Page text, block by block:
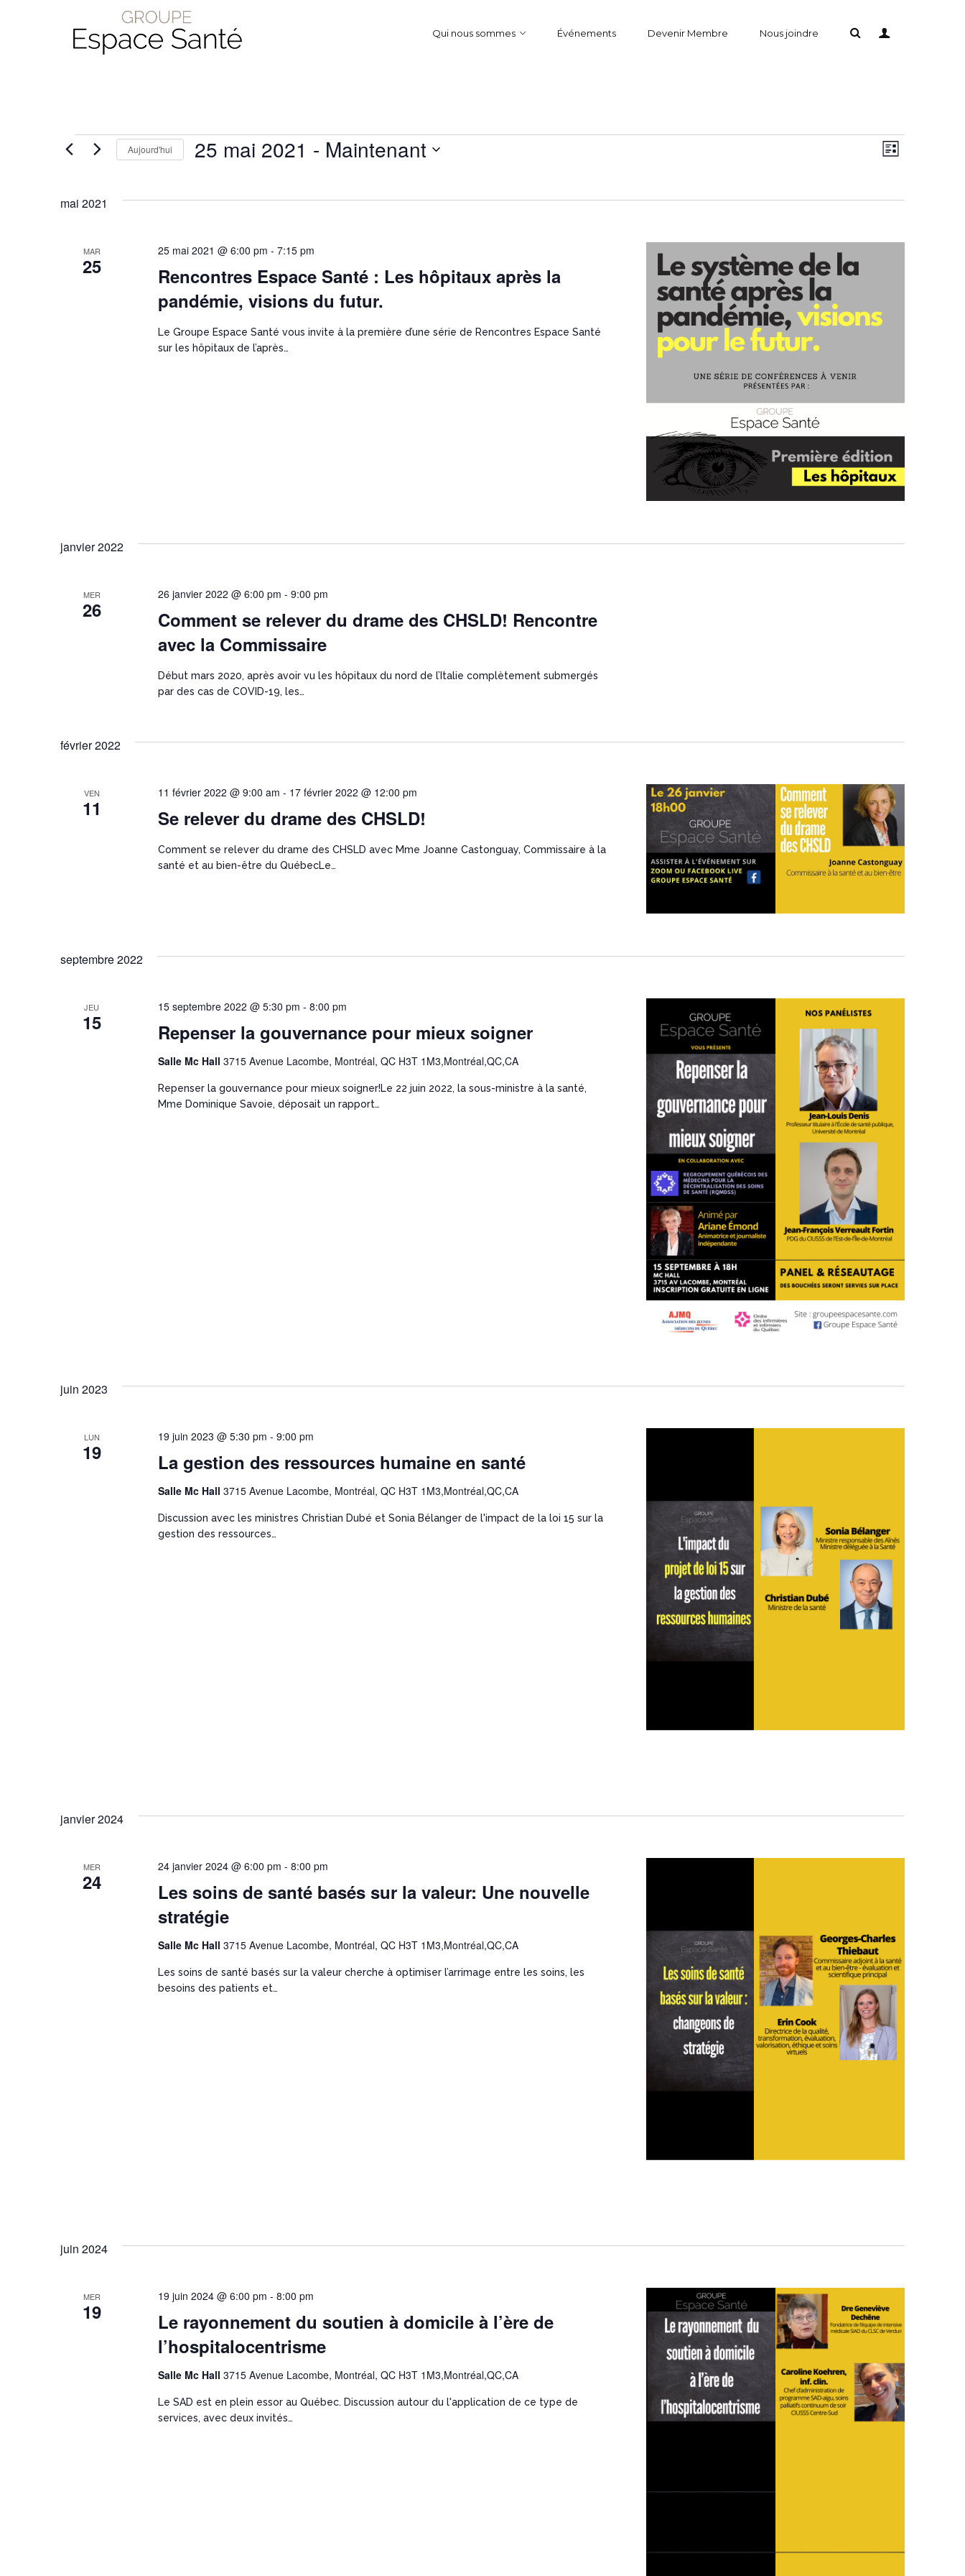
Qui nous sommes Événements Devenir Membre Nous joindre
Évènements
Views
Liste
Aujourd'hui 25 mai 2021 - Maintenant
mai 2021
MAR
25
Rencontres Espace Santé : Les hôpitaux après la
pandémie, visions du futur.
25 mai 2021 @ 6:00 pm - 7:15 pm
Le Groupe Espace Santé vous invite à la première d’une série de Rencontres Espace Santé
sur les hôpitaux de l’après…
janvier 2022
MER
26
Comment se relever du drame des CHSLD! Rencontre
avec la Commissaire
26 janvier 2022 @ 6:00 pm - 9:00 pm
Début mars 2020, après avoir vu les hôpitaux du nord de l’Italie complètement submergés
par des cas de COVID-19, les…
février 2022
VEN
11 Se relever du drame des CHSLD!
11 février 2022 @ 9:00 am - 17 février 2022 @ 12:00 pm
Comment se relever du drame des CHSLD avec Mme Joanne Castonguay, Commissaire à la
santé et au bien-être du QuébecLe…
septembre 2022
JEU
15 Repenser la gouvernance pour mieux soigner
15 septembre 2022 @ 5:30 pm - 8:00 pm
Salle Mc Hall 3715 Avenue Lacombe, Montréal, QC H3T 1M3,Montréal,QC,CA
Repenser la gouvernance pour mieux soigner!Le 22 juin 2022, la sous-ministre à la santé,
Mme Dominique Savoie, déposait un rapport…
juin 2023
LUN
19 La gestion des ressources humaine en santé
19 juin 2023 @ 5:30 pm - 9:00 pm
Salle Mc Hall 3715 Avenue Lacombe, Montréal, QC H3T 1M3,Montréal,QC,CA
Discussion avec les ministres Christian Dubé et Sonia Bélanger de l'impact de la loi 15 sur la
gestion des ressources…
janvier 2024
MER
24
Les soins de santé basés sur la valeur: Une nouvelle
stratégie
24 janvier 2024 @ 6:00 pm - 8:00 pm
Salle Mc Hall 3715 Avenue Lacombe, Montréal, QC H3T 1M3,Montréal,QC,CA
Les soins de santé basés sur la valeur cherche à optimiser l’arrimage entre les soins, les
besoins des patients et…
juin 2024
MER
19
Le rayonnement du soutien à domicile à l’ère de
l’hospitalocentrisme
19 juin 2024 @ 6:00 pm - 8:00 pm
Salle Mc Hall 3715 Avenue Lacombe, Montréal, QC H3T 1M3,Montréal,QC,CA
Le SAD est en plein essor au Québec. Discussion autour du l'application de ce type de
services, avec deux invités…